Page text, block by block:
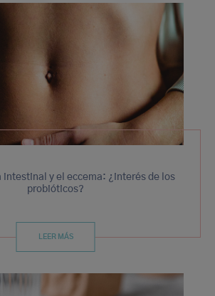
intestinal y el eccema: ¿interés de los
probióticos?
LEER MÁS